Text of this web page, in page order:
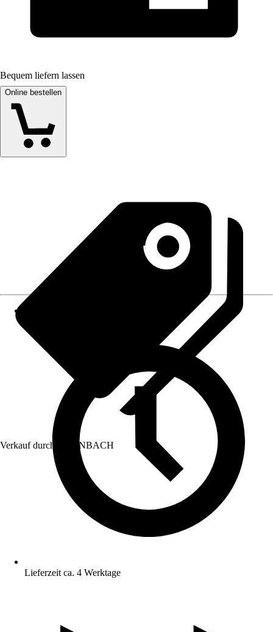
Bequem liefern lassen
Online bestellen
Verkauf durch: HORNBACH
Lieferzeit ca. 4 Werktage